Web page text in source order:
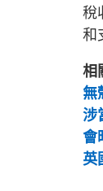
稅
和
相
無
涉
會
英